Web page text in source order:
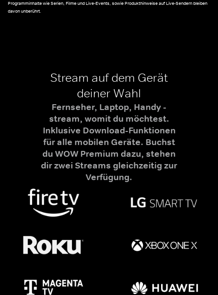
Programminhalte wie Serien, Filme und Live-Events, sowie Produkthinweise auf Live-Sendern bleiben
davon unberührt.
Stream auf dem Gerät
deiner Wahl
Fernseher, Laptop, Handy -
stream, womit du möchtest.
Inklusive Download-Funktionen
für alle mobilen Geräte. Buchst
du WOW Premium dazu, stehen
dir zwei Streams gleichzeitig zur
Verfügung.